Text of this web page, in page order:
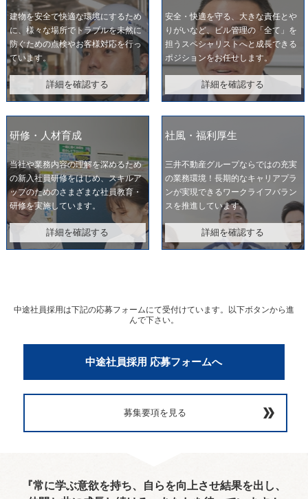
建物を安全で快適な環境にするため
に、様々な場所でトラブルを未然に
防ぐための点検やお客様対応を行っ
ています。
詳細を確認する
安全・快適を守る、大きな責任とや
りがいなど、ビル管理の「全て」を
担うスペシャリストへと成長できる
ポジションをお任せします。
詳細を確認する
研修・人材育成
当社や業務内容の理解を深めるため
の新入社員研修をはじめ、スキルア
ップのためのさまざまな社員教育・
研修を実施しています。
詳細を確認する
社風・福利厚生
三井不動産グループならではの充実
の業務環境！長期的なキャリアプラ
ンが実現できるワークライフバラン
スを推進しています。
詳細を確認する
中途社員採用は下記の応募フォームにて受付けています。以下ボタンから進
んで下さい。
中途社員採用 応募フォームへ
募集要項を見る
『常に学ぶ意欲を持ち、自らを向上させ結果を出し、